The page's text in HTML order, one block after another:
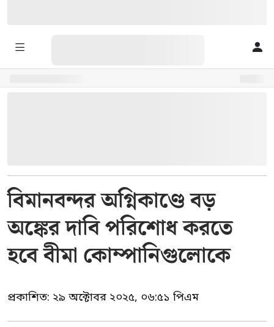
বিমানবন্দর অগ্নিকাণ্ডে বড়
অঙ্কের দাবি পরিশোধ করতে
হবে বীমা কোম্পানিগুলোকে
প্রকাশিত: ২৯ অক্টোবর ২০২৫, ০৬:৫১ পিএম